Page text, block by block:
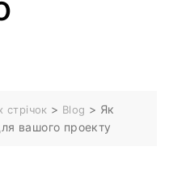
> Blog > Як
вашого проекту